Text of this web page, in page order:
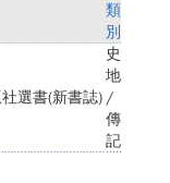
類
別
選書(新書誌)
史
地
/
傳
記